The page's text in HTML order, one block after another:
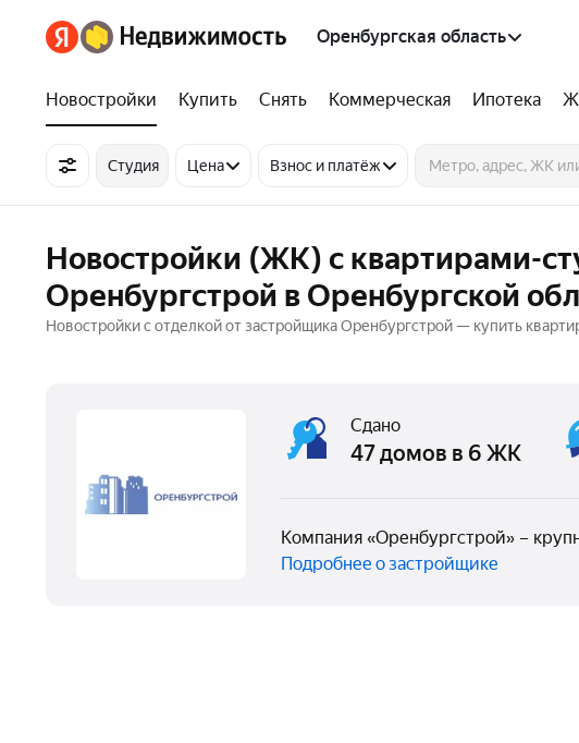
Оренбургская область
Новостройки Купить Снять Коммерческая Ипотека
Студия Цена Взнос и платёж
Новостройки (ЖК) с квартирами-
Оренбургстрой в Оренбургской
Новостройки с отделкой от застройщика Оренбургстрой — купить
Сдано
47 домов в 6 ЖК
Компания «Оренбургстрой» –
Подробнее о застройщике